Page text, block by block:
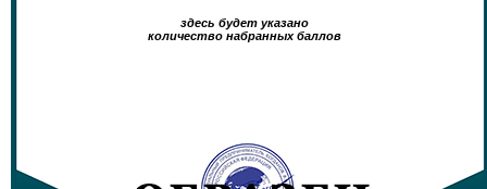
здесь будет указано
количество набранных баллов